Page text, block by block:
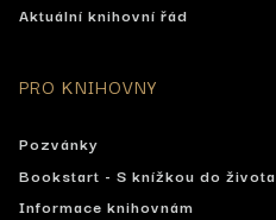
Aktuální knihovní řád
PRO KNIHOVNY
Pozvánky
Bookstart - S knížkou do života
Informace knihovnám